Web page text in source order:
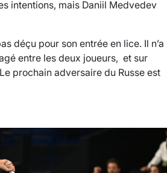
intentions, mais Daniil Medvedev
déçu pour son entrée en lice. Il n’a
entre les deux joueurs, et sur
prochain adversaire du Russe est